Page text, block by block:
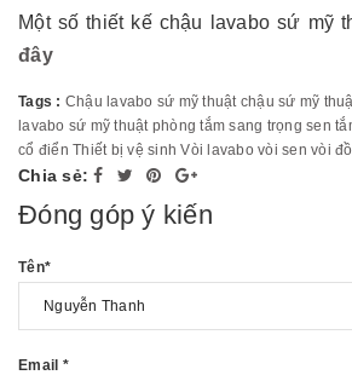
Một số thiết kế chậu lavabo sứ mỹ
đây
Tags : Chậu lavabo sứ mỹ thuật chậu sứ mỹ
lavabo sứ mỹ thuật phòng tắm sang trọng sen
cổ điển Thiết bị vệ sinh Vòi lavabo vòi sen vòi
Chia sẻ:
Đóng góp ý kiến
Tên*
Email *